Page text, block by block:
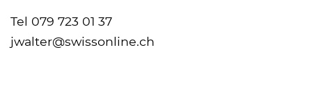
Tel 079 723 01 37
jwalter@swissonline.ch